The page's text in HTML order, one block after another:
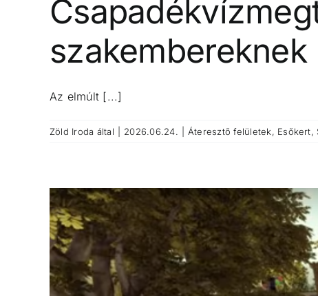
szakembereknek
Az elmúlt [...]
Zöld Iroda által 2026.06.24. Áteresztő felületek, Esőkert,